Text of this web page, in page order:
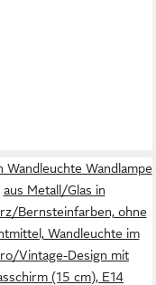
Wandleuchte Wandlampe
aus Metall/Glas in
Bernsteinfarben, ohne
Wandleuchte im
Vintage-Design mit
(15 cm), E14